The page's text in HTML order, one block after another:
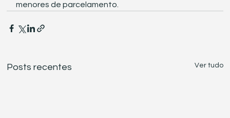
menores de parcelamento.
Posts recentes Ver tudo